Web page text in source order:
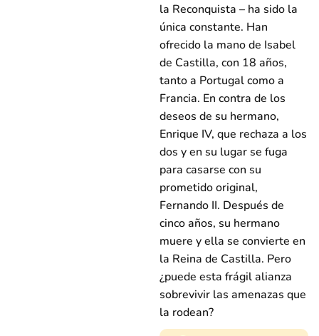
la Reconquista – ha sido la
única constante. Han
ofrecido la mano de Isabel
de Castilla, con 18 años,
tanto a Portugal como a
Francia. En contra de los
deseos de su hermano,
Enrique IV, que rechaza a los
dos y en su lugar se fuga
para casarse con su
prometido original,
Fernando II. Después de
cinco años, su hermano
muere y ella se convierte en
la Reina de Castilla. Pero
¿puede esta frágil alianza
sobrevivir las amenazas que
la rodean?